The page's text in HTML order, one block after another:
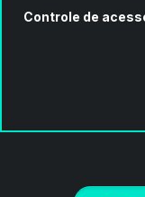
Controle de